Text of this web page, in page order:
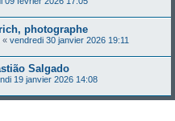
photographe
« vendredi 30 janvier 2026 19:11
Salgado
19 janvier 2026 14:08